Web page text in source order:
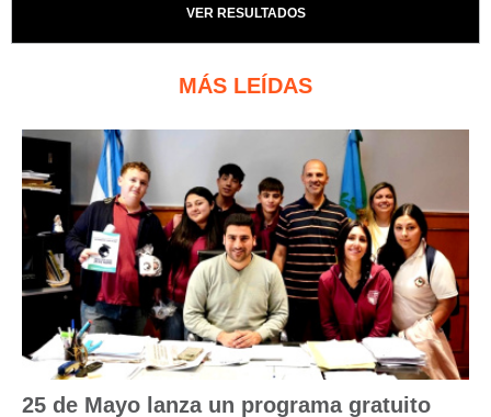
VER RESULTADOS
MÁS LEÍDAS
25 de Mayo lanza un programa gratuito